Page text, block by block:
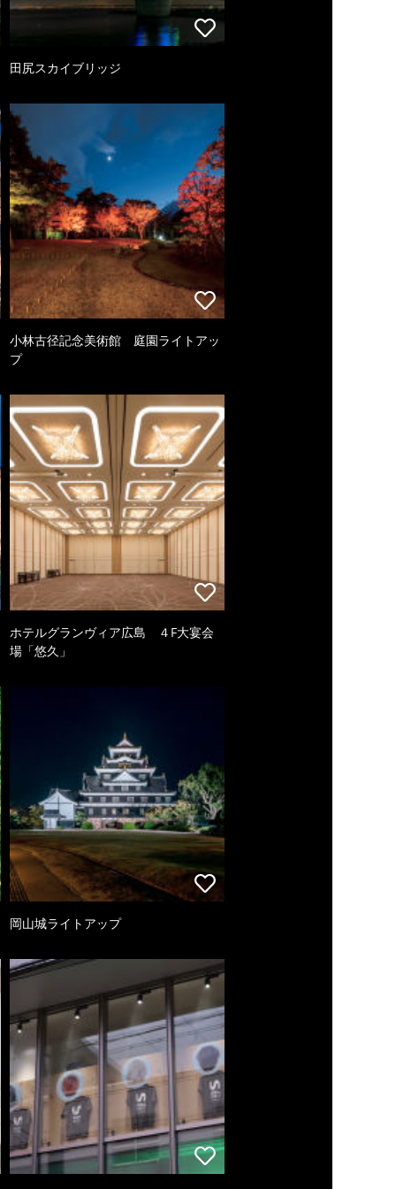
田尻スカイブリッジ
小林古径記念美術館 庭園ライトアッ
プ
ホテルグランヴィア広島 ４F大宴会
場「悠久」
岡山城ライトアップ